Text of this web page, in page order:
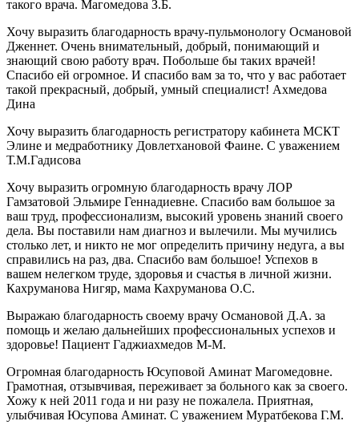
такого врача. Магомедова З.Б.
Хочу выразить благодарность врачу-пульмонологу Османовой
Дженнет. Очень внимательный, добрый, понимающий и
знающий свою работу врач. Побольше бы таких врачей!
Спасибо ей огромное. И спасибо вам за то, что у вас работает
такой прекрасный, добрый, умный специалист! Ахмедова
Дина
Хочу выразить благодарность регистратору кабинета МСКТ
Элине и медработнику Довлетхановой Фаине. С уважением
Т.М.Гадисова
Хочу выразить огромную благодарность врачу ЛОР
Гамзатовой Эльмире Геннадиевне. Спасибо вам большое за
ваш труд, профессионализм, высокий уровень знаний своего
дела. Вы поставили нам диагноз и вылечили. Мы мучились
столько лет, и никто не мог определить причину недуга, а вы
справились на раз, два. Спасибо вам большое! Успехов в
вашем нелегком труде, здоровья и счастья в личной жизни.
Кахруманова Нигяр, мама Кахруманова О.С.
Выражаю благодарность своему врачу Османовой Д.А. за
помощь и желаю дальнейших профессиональных успехов и
здоровье! Пациент Гаджиахмедов М-М.
Огромная благодарность Юсуповой Аминат Магомедовне.
Грамотная, отзывчивая, переживает за больного как за своего.
Хожу к ней 2011 года и ни разу не пожалела. Приятная,
улыбчивая Юсупова Аминат. С уважением Муратбекова Г.М.